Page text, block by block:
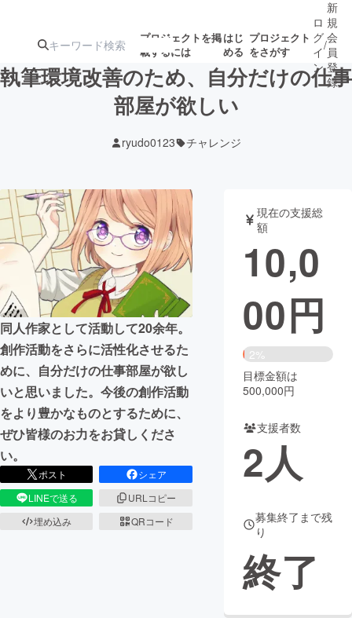
プロジェクトを掲
載するには
はじ
める
プロジェクト
をさがす
ジェクト
ロジェクト
アート・写真 音楽
テクノロジー・ガジェット ゲーム・
映像・映画 書籍・雑誌
ビジネス・起業 チャレンジ
まちづくり・地域活性化
CAMPFIRE for Social Good
CAMPFIRE Creation
コミュニティ
ロ
グ
イ
ン
/
新
規
会
員
登
録
執筆環境改善のため、自分だけの仕事
部屋が欲しい
ryudo0123 チャレンジ
同人作家として活動して20余年。
創作活動をさらに活性化させるた
めに、自分だけの仕事部屋が欲し
いと思いました。今後の創作活動
をより豊かなものとするために、
ぜひ皆様のお力をお貸しくださ
い。
ポスト
シェア
LINEで送る
URLコピー
埋め込み
QRコード
現在の支援総
額
10,0
00円
2%
目標金額は
500,000円
支援者数
2人
募集終了まで残
り
終了